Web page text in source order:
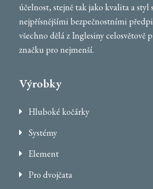
účelnost, stejně tak jako kvalita a styl
nejpřísnějšími bezpečnostními
všechno dělá z Inglesiny celosvětově
značku pro nejmenší.
Výrobky
Hluboké kočárky
Systémy
Element
Pro dvojčata